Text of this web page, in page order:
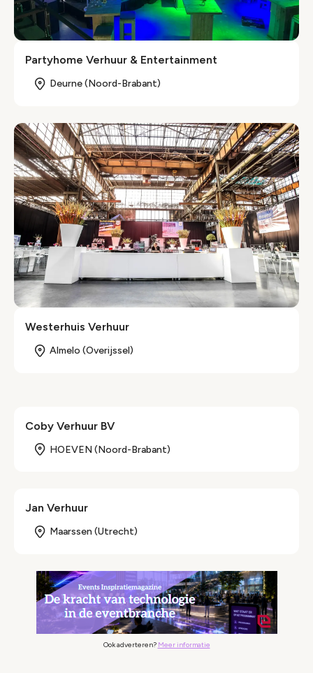
Partyhome Verhuur & Entertainment
Deurne (Noord-Brabant)
Westerhuis Verhuur
Almelo (Overijssel)
Coby Verhuur BV
HOEVEN (Noord-Brabant)
Jan Verhuur
Maarssen (Utrecht)
Ook adverteren? Meer informatie